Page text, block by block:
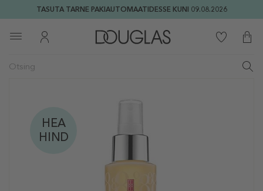
TASUTA TARNE PAKIAUTOMAATIDESSE KUNI 09.08.2026
HEA
HIND